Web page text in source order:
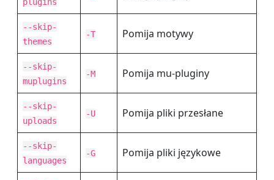
--skip-
themes
-T Pomija motywy
--skip-
muplugins
-M Pomija mu-pluginy
--skip-
uploads
-U Pomija pliki przesłane
--skip-
languages
-G Pomija pliki językowe